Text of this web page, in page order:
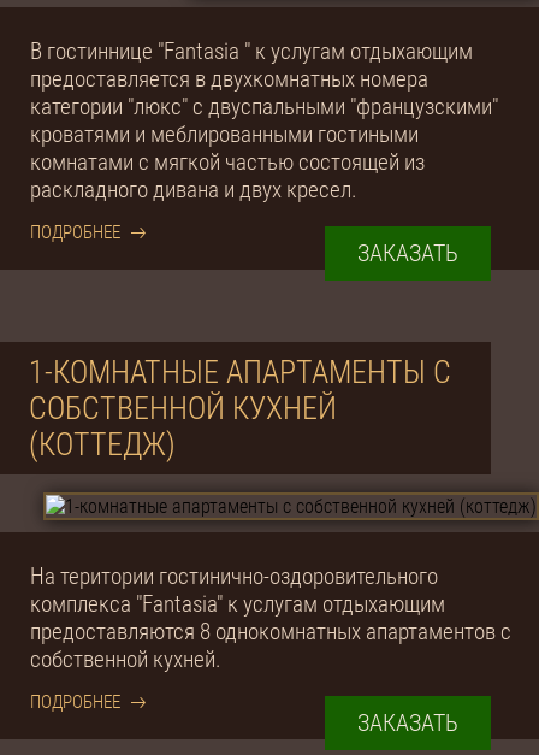
В гостиннице "Fantasia " к услугам отдыхающим
предоставляется в двухкомнатных номера
категории "люкс" с двуспальными "французскими"
кроватями и меблированными гостиными
комнатами с мягкой частью состоящей из
раскладного дивана и двух кресел.
ПОДРОБНЕЕ
ЗАКАЗАТЬ
1-КОМНАТНЫЕ АПАРТАМЕНТЫ С
СОБСТВЕННОЙ КУХНЕЙ
(КОТТЕДЖ)
На територии гостинично-оздоровительного
комплекса "Fantasia" к услугам отдыхающим
предоставляются 8 однокомнатных апартаментов с
собственной кухней.
ПОДРОБНЕЕ
ЗАКАЗАТЬ